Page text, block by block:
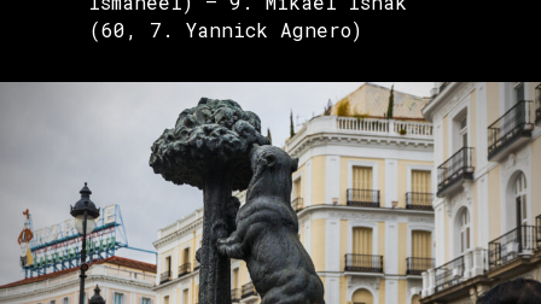
(60, 7. Yannick Agnero)